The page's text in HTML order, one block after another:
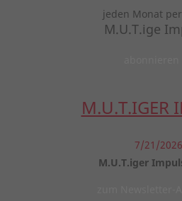
jeden Monat
M.U.T.ige
M.U.T.IGER
7/21/2026
M.U.T.iger